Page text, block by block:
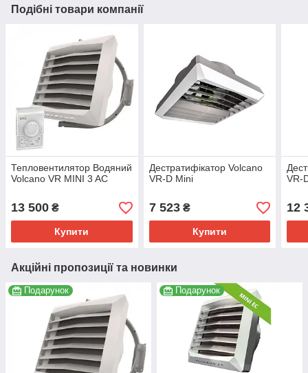
Подібні товари компанії
Тепловентилятор Водяний
Volcano VR MINI 3 AC
13 500 ₴
Купити
Дестратифікатор Volcano
VR-D Mini
7 523₴
Купити
VR-
12
Акційні пропозиції та новинки
Подарунок Подарунок